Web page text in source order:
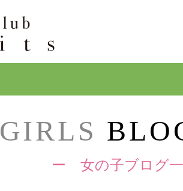
GIRLS
ー 女の子ブログ